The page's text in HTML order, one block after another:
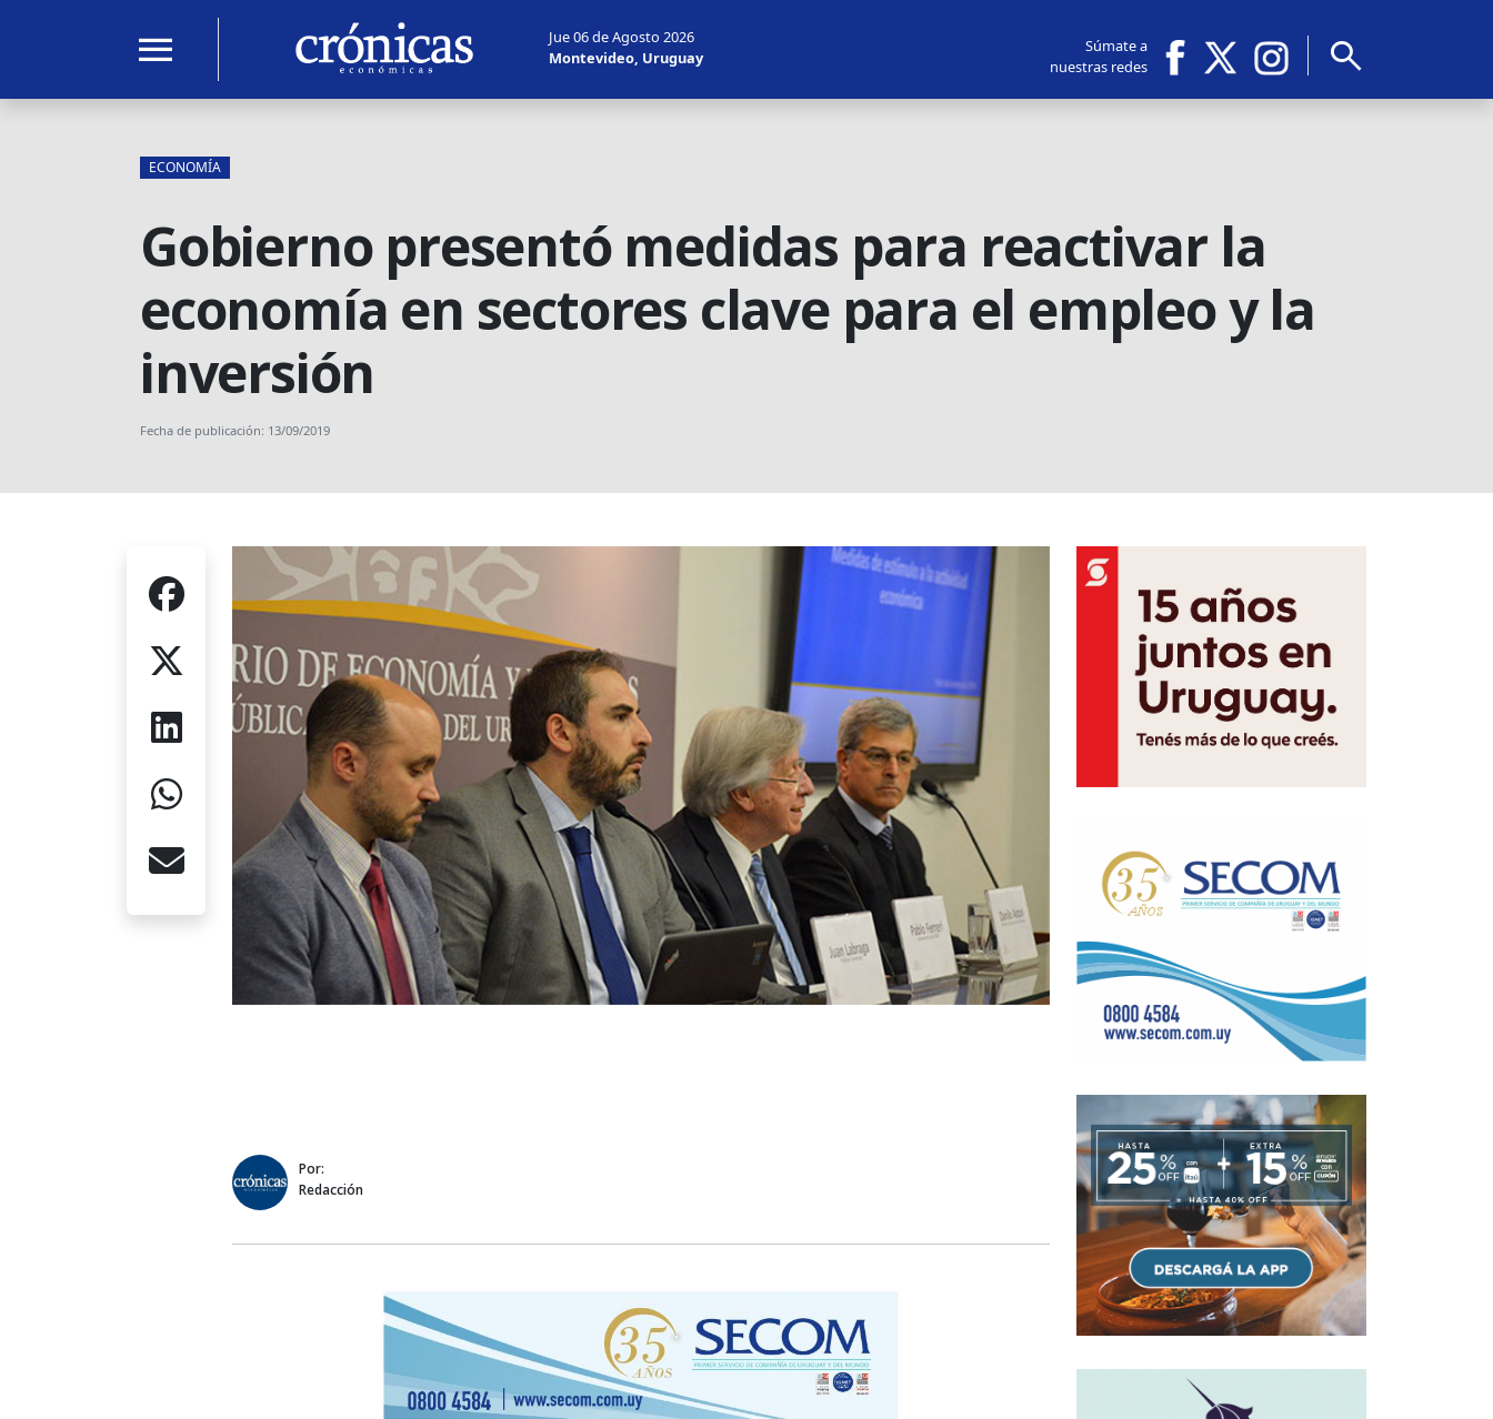
menu
Jue 06 de Agosto 2026
Montevideo, Uruguay
Súmate a
nuestras redes
search
ECONOMÍA
Gobierno presentó medidas para reactivar la
economía en sectores clave para el empleo y la
inversión
Fecha de publicación: 13/09/2019
Por:
Redacción